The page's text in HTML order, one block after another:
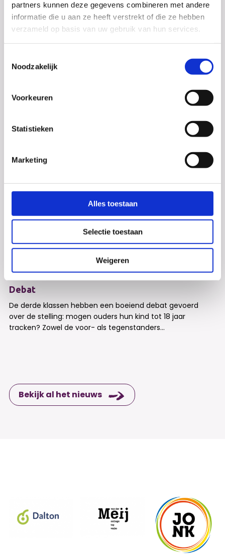
partners kunnen deze gegevens combineren met andere
informatie die u aan ze heeft verstrekt of die ze hebben
verzameld op basis van uw gebruik van hun services.
Noodzakelijk
Voorkeuren
Statistieken
Marketing
Alles toestaan
Selectie toestaan
Weigeren
examenleerlingen voor alle komende examens succes!
Debat
De derde klassen hebben een boeiend debat gevoerd
over de stelling: mogen ouders hun kind tot 18 jaar
tracken? Zowel de voor- als tegenstanders...
Bekijk al het nieuws